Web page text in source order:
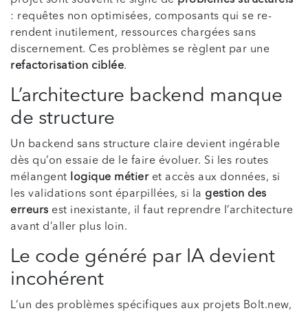
: requêtes non optimisées, composants qui se re-
rendent inutilement, ressources chargées sans
discernement. Ces problèmes se règlent par une
refactorisation ciblée.
L’architecture backend manque
de structure
Un backend sans structure claire devient ingérable
dès qu’on essaie de le faire évoluer. Si les routes
mélangent
logique métieret accès aux données, si
les validations sont éparpillées, si la gestion des
erreurs est inexistante, il faut reprendre l’architecture
avant d’aller plus loin.
Le code généré par IA devient
incohérent
L’un des problèmes spécifiques aux projets Bolt.new,